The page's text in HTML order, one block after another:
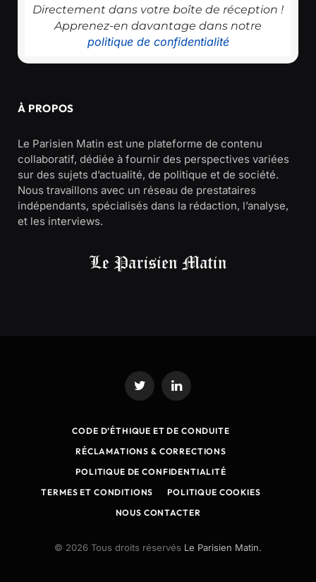
Directement dans votre boîte de réception !
Apprenez-en davantage dans notre
politique de confidentialité
À PROPOS
Le Parisien Matin est une plateforme de contenu
collaboratif, dédiée à fournir des perspectives variées
sur des sujets d’actualité, de politique et de société.
Nous travaillons avec un réseau de prestataires
indépendants, spécialisés dans la rédaction, l’analyse,
et les interviews.
Twitter LinkedIn
CODE D’ÉTHIQUE ET DE CONDUITE
RÉCLAMATIONS & CORRECTIONS
POLITIQUE DE CONFIDENTIALITÉ
TERMES ET CONDITIONS
POLITIQUE COOKIES
NOUS CONTACTER
© 2026 Tous droits réservés Le Parisien Matin.